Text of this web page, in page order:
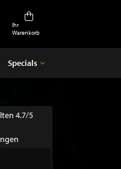
Ihr
Warenkorb
Specials
Antiquitäten
4.7/5